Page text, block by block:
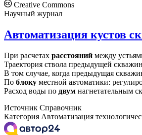
Creative Commons
Научный журнал
Автоматизация кустов
При расчетах расстояний между
Траектория ствола предыдущей
В том случае, когда предыдущая
По блоку местной автоматики:
Расход воды по двум нагнетательным
Источник Справочник
Категория Автоматизация